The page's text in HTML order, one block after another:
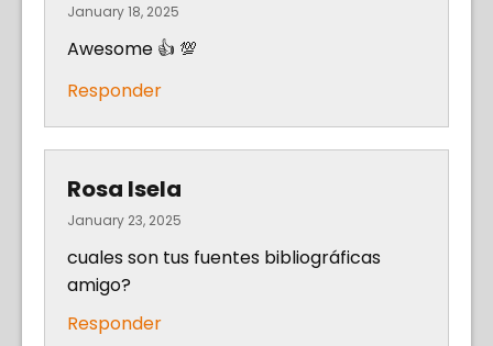
January 18, 2025
Awesome 👍 💯
Responder
Rosa Isela
January 23, 2025
cuales son tus fuentes bibliográficas
amigo?
Responder